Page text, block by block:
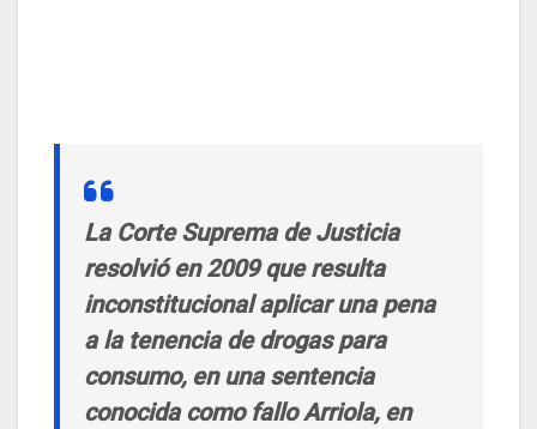
La Corte Suprema de Justicia
resolvió en 2009 que resulta
inconstitucional aplicar una pena
a la tenencia de drogas para
consumo, en una sentencia
conocida como fallo Arriola, en